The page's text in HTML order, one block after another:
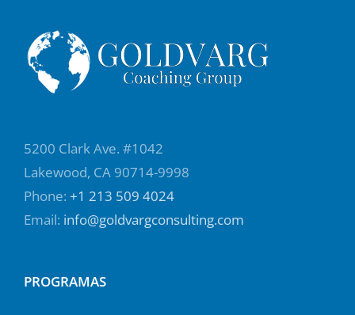
5200 Clark Ave. #1042
Lakewood, CA 90714-9998
Phone: +1 213 509 4024
Email: info@goldvargconsulting.com
PROGRAMAS